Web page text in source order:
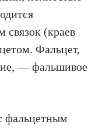
связок (краев
Фальцет,
— фальшивое
фальцетным